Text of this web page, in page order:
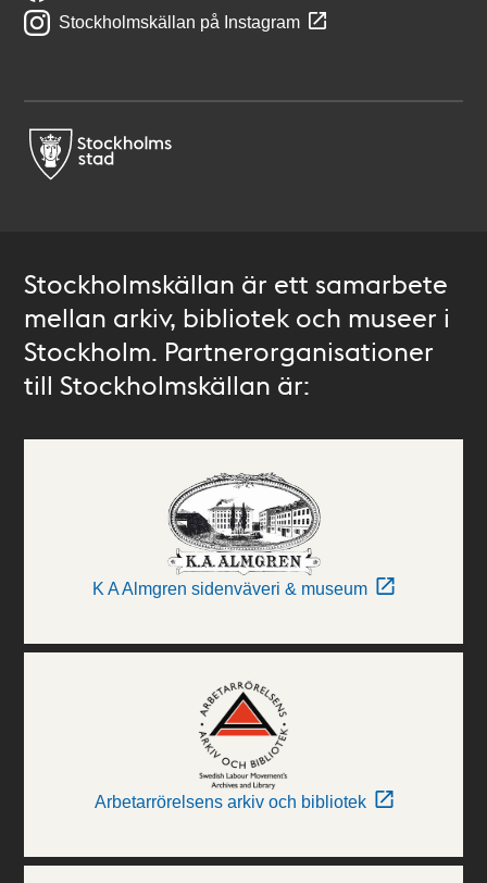
Stockholmskällan på Instagram
Stockholmskällan är ett samarbete
mellan arkiv, bibliotek och museer i
Stockholm. Partnerorganisationer
till Stockholmskällan är:
K A Almgren sidenväveri & museum
Arbetarrörelsens arkiv och bibliotek